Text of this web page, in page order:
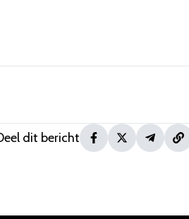
dit bericht